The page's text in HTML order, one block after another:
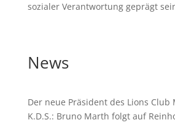
sozialer Verantwortung geprägt
News
Der neue Präsident des Lions Club
K.D.S.: Bruno Marth folgt auf